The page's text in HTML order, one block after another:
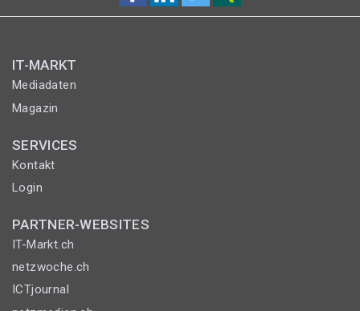
IT-MARKT
Mediadaten
Magazin
SERVICES
Kontakt
Login
PARTNER-WEBSITES
IT-Markt.ch
netzwoche.ch
ICTjournal